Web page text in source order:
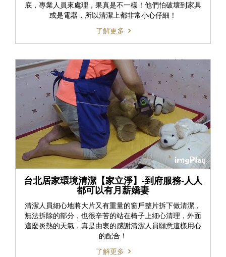
底，專業人員來處理，果真是不一樣！他們怕破壞到家具
或是電器，所以清潔上都非常小心仔細！
了解更多
台北居家環境清潔【家立淨】-到府服務-人人
都可以有月薪嬌妻
清潔人員細心地將大片又有重量的窗戶整片拆下做清潔，
無法拆除的部分，也很辛苦的站在椅子上細心清理，外面
這麼炎熱的天氣，真是由衷的感謝清潔人員願意這樣用心
的配合！
了解更多